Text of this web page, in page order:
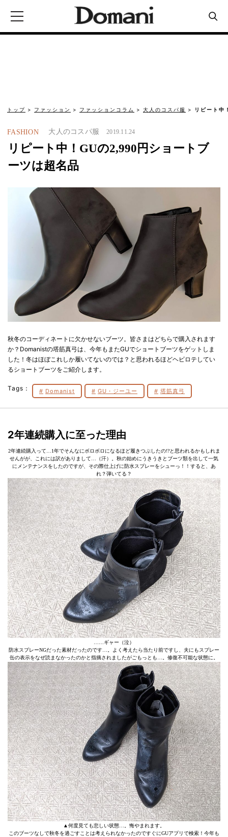
トップ ファッション ファッションコラム 大人のコスパ服 リピート
FASHION 大人のコスパ服 2019.11.24
リピート中！GUの2,990円ショートブ
ーツは超名品
秋冬のコーディネートに欠かせないブーツ。皆さまはどちらで購入されます
か？Domanistの塔筋真弓は、今年もまたGUでショートブーツをゲットしま
した！冬はほぼこれしか履いてないのでは？と思われるほどヘビロテしてい
るショートブーツをご紹介します。
Tags： Domanist GU・ジーユー 塔筋真弓
2年連続購入に至った理由
2年連続購入って…1年でそんなにボロボロになるほど履きつぶしたの!?と思われるかもしれま
せんがが、これには訳がありまして…（汗）。秋の始めにうきうきとブーツ類を出して一気
にメンテナンスをしたのですが、その際仕上げに防水スプレーをシューっ！！すると、あ
れ？弾いてる？
……ギャー（泣）
防水スプレーNGだった素材だったのです…。よく考えたら当たり前ですし、夫にもスプレー
缶の表示をなぜ読まなかったのかと指摘されましたがごもっとも…。修復不可能な状態に。
▲何度見ても悲しい状態…。悔やまれます。
このブーツなしで秋冬を過ごすことは考えられなかったのですぐにGUアプリで検索！今年も